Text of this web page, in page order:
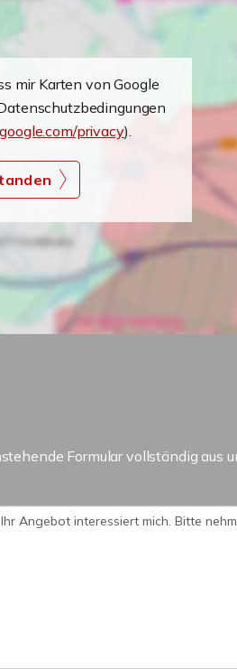
mir Karten von Google
privacy).
Formular vollständig aus